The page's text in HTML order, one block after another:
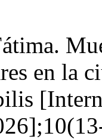
en la